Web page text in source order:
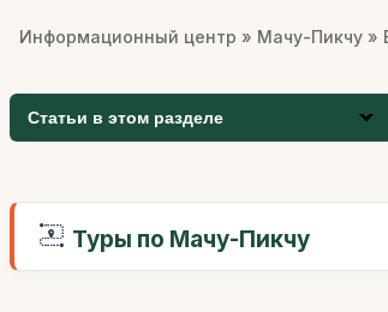
Информационный центр » Мачу-Пикчу »
Статьи в этом разделе
Туры по Мачу-Пикчу